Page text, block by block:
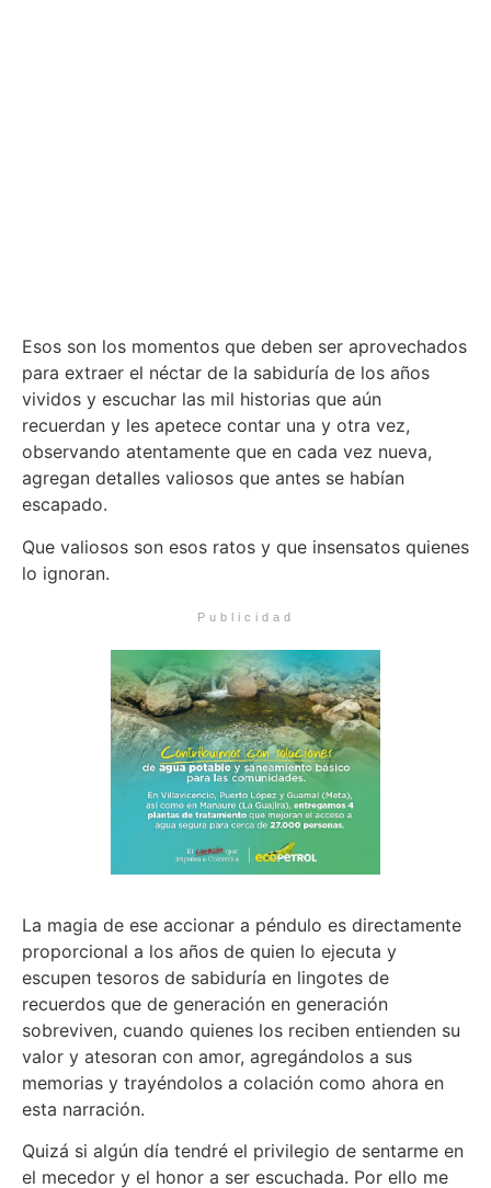
Esos son los momentos que deben ser aprovechados
para extraer el néctar de la sabiduría de los años
vividos y escuchar las mil historias que aún
recuerdan y les apetece contar una y otra vez,
observando atentamente que en cada vez nueva,
agregan detalles valiosos que antes se habían
escapado.
Que valiosos son esos ratos y que insensatos quienes
lo ignoran.
Publicidad
La magia de ese accionar a péndulo es directamente
proporcional a los años de quien lo ejecuta y
escupen tesoros de sabiduría en lingotes de
recuerdos que de generación en generación
sobreviven, cuando quienes los reciben entienden su
valor y atesoran con amor, agregándolos a sus
memorias y trayéndolos a colación como ahora en
esta narración.
Quizá si algún día tendré el privilegio de sentarme en
el mecedor y el honor a ser escuchada. Por ello me